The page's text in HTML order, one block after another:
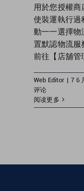
用於您授權
使裝運執行過
動一一選擇物
置默認物流服
前往【店舖管
Web Editor | 7 6
评论
阅读更多